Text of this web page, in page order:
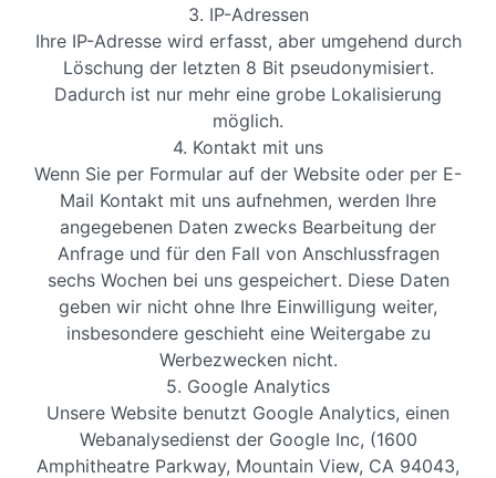
3. IP-Adressen
Ihre IP-Adresse wird erfasst, aber umgehend durch
Löschung der letzten 8 Bit pseudonymisiert.
Dadurch ist nur mehr eine grobe Lokalisierung
möglich.
4. Kontakt mit uns
Wenn Sie per Formular auf der Website oder per E-
Mail Kontakt mit uns aufnehmen, werden Ihre
angegebenen Daten zwecks Bearbeitung der
Anfrage und für den Fall von Anschlussfragen
sechs Wochen bei uns gespeichert. Diese Daten
geben wir nicht ohne Ihre Einwilligung weiter,
insbesondere geschieht eine Weitergabe zu
Werbezwecken nicht.
5. Google Analytics
Unsere Website benutzt Google Analytics, einen
Webanalysedienst der Google Inc, (1600
Amphitheatre Parkway, Mountain View, CA 94043,